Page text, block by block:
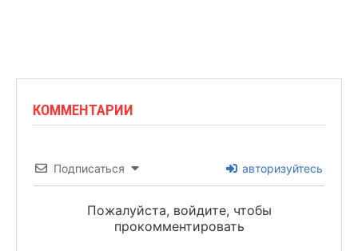
КОММЕНТАРИИ
Подписаться авторизуйтесь
Пожалуйста, войдите, чтобы
прокомментировать